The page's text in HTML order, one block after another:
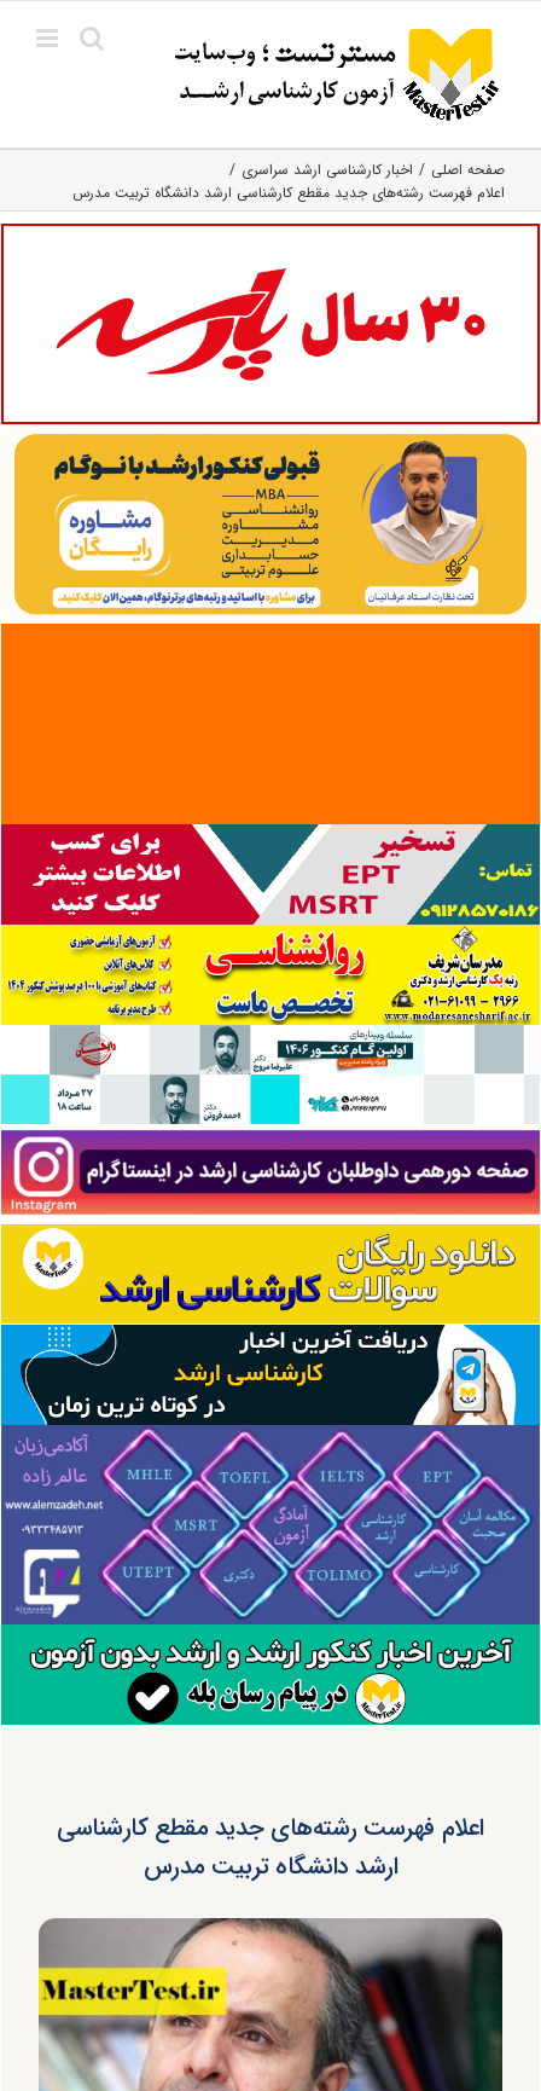
content
صفحه اصلی
اخبار کارشناسی ارشد سراسری
اعلام فهرست رشته‌های جدید مقطع کارشناسی ارشد دانشگاه تربیت مدرس
اعلام فهرست رشته‌های جدید مقطع کارشناسی
ارشد دانشگاه تربیت مدرس